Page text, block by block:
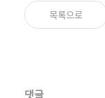
목록으로
댓글